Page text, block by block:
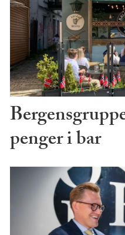
penger i bar